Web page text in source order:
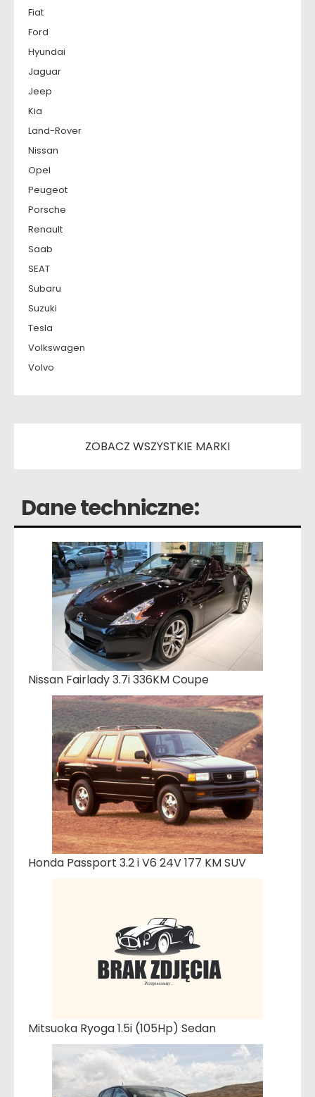
Fiat
Ford
Hyundai
Jaguar
Jeep
Kia
Land-Rover
Nissan
Opel
Peugeot
Porsche
Renault
Saab
SEAT
Subaru
Suzuki
Tesla
Volkswagen
Volvo
ZOBACZ WSZYSTKIE MARKI
Dane techniczne:
Nissan Fairlady 3.7i 336KM Coupe
Honda Passport 3.2 i V6 24V 177 KM SUV
Mitsuoka Ryoga 1.5i (105Hp) Sedan